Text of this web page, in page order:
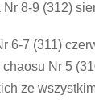
Nr 8-9 (312)
6-7 (311)
chaosu Nr 5
ze